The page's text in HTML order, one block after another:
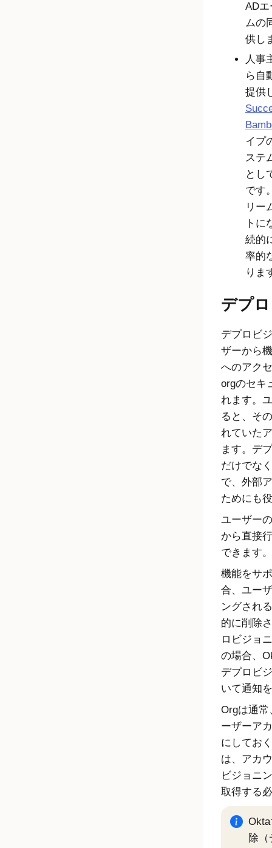
AD
ムの
供し
人事
ら自
提供
イプ
ステ
とし
です
リー
トに
続的
率的
りま
デプ
デプロビ
ザーから
へのアク
orgのセキ
れます。
ると、そ
れていた
ます。デ
だけでな
で、外部
ためにも
ユーザー
から直接
できます。
機能をサ
合、ユー
ングされ
的に削除
ロビジョ
の場合、
デプロビ
いて通知
Orgは通常
ーザーア
にしてお
は、アカ
ビジョニ
取得する
Okta
除